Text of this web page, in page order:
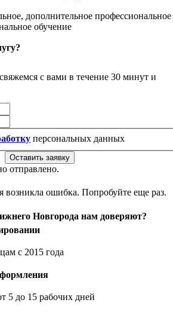
дополнительное профессиональное
обучение
с вами в течение 30 минут и
персональных данных
Оставить заявку
отправлено.
возникла ошибка. Попробуйте еще раз.
Новгорода нам доверяют?
с 2015 года
5 до 15 рабочих дней